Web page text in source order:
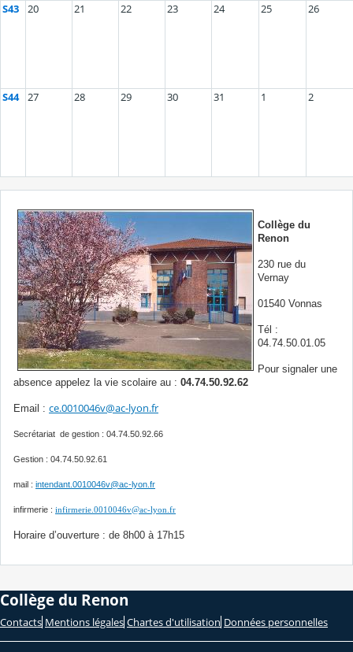
S43 20 21 22 23 24 25 26
S44 27 28 29 30 31 1 2
Collège du
Renon
230 rue du
Vernay
01540 Vonnas
Tél :
04.74.50.01.05
Pour signaler une
absence appelez la vie scolaire au : 04.74.50.92.62
Email : ce.0010046v@ac-lyon.fr
Secrétariat de gestion : 04.74.50.92.66
Gestion : 04.74.50.92.61
mail : intendant.0010046v@ac-lyon.fr
infirmerie : infirmerie.0010046v@ac-lyon.fr
Horaire d’ouverture : de 8h00 à 17h15
Collège du Renon
Contacts Mentions légales Chartes d'utilisation Données personnelles